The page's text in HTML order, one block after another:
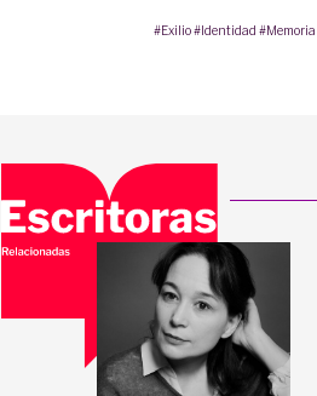
#Exilio #Identidad #Memoria